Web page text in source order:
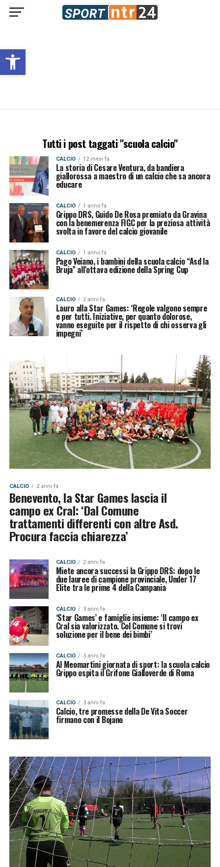
Open toolbar
Tutti i post taggati "scuola calcio"
CALCIO 12 mesi fa
La storia di Cesare Ventura, da bandiera
giallorossa a maestro di un calcio che sa ancora
educare
CALCIO 1 anno fa
Grippo DRS, Guido De Rosa premiato da Gravina
con la benemerenza FIGC per la preziosa attività
svolta in favore del calcio giovanile
CALCIO 1 anno fa
Pago Veiano, i bambini della scuola calcio “Asd la
Bruja” all’ottava edizione della Spring Cup
CALCIO 2 anni fa
Lauro alla Star Games: ‘Regole valgono sempre
e per tutti. Iniziative, per quanto dolorose,
vanno eseguite per il rispetto di chi osserva gli
impegni’
CALCIO 2 anni fa
Benevento, la Star Games lascia il
campo ex Cral: ‘Dal Comune
trattamenti differenti con altre Asd.
Procura faccia chiarezza’
CALCIO 2 anni fa
Miete ancora successi la Grippo DRS: dopo le
due lauree di campione provinciale, Under 17
Elite tra le prime 4 della Campania
CALCIO 3 anni fa
‘Star Games’ e famiglie insieme: ‘Il campo ex
Cral sia valorizzato. Col Comune si trovi
soluzione per il bene dei bimbi’
CALCIO 3 anni fa
Al Meomartini giornata di sport: la scuola calcio
Grippo ospita il Grifone Gialloverde di Roma
CALCIO 3 anni fa
Calcio, tre promesse della De Vita Soccer
firmano con il Bojano